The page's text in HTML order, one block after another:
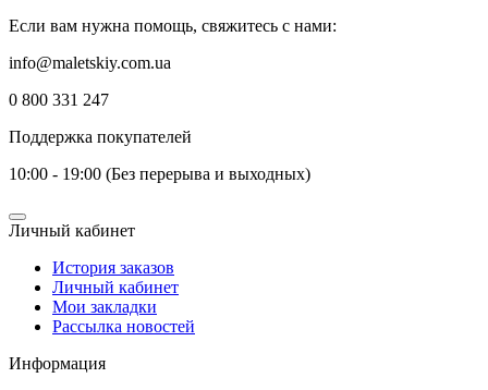
Если вам нужна помощь, свяжитесь с нами:
info@maletskiy.com.ua
0 800 331 247
Поддержка покупателей
10:00 - 19:00 (Без перерыва и выходных)
Личный кабинет
История заказов
Личный кабинет
Мои закладки
Рассылка новостей
Информация